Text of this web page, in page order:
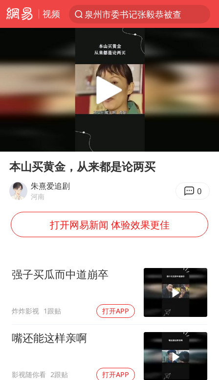
视频
泉州市委书记张毅恭被查
全球首个长时储能一体化产业园量产
名创优品回应女子吐槽内裤质量差
中巨芯：上半年归母净利润1405.77万元
国防部：中国军队坚决反制任何闹海挑衅图谋
百花奖开幕式
胡彦斌获《歌手2026》歌王
东航：国内客票提前14天免费退改
38岁演员求职万岁山NPC成功
“今天得有40℃了吧 为啥还不预警”
夯实基础开新局
Play
本山买黄金，从来都是论两买
朱熹爱追剧
河南 0
打开网易新闻 体验效果更佳
强子买瓜而中道崩卒
炸炸影视 1跟贴 打开APP
嘴还能这样亲啊
影视随你看 2跟贴 打开APP